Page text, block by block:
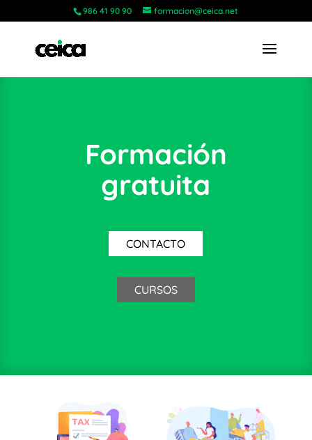
986 41 90 90 formacion@ceica.net
Formación
gratuita
CONTACTO
CURSOS